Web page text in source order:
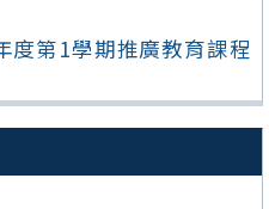
度第1學期推廣教育課程